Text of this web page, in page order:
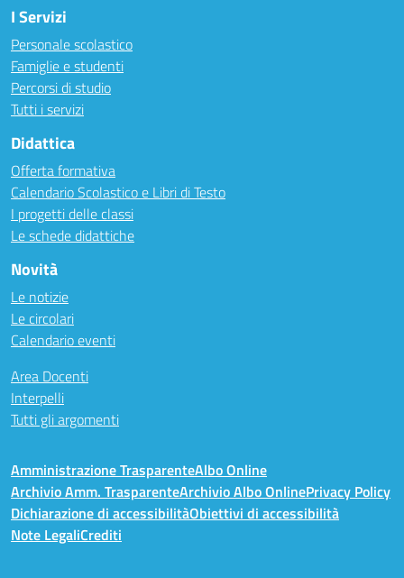
I Servizi
Personale scolastico
Famiglie e studenti
Percorsi di studio
Tutti i servizi
Didattica
Offerta formativa
Calendario Scolastico e Libri di Testo
I progetti delle classi
Le schede didattiche
Novità
Le notizie
Le circolari
Calendario eventi
Area Docenti
Interpelli
Tutti gli argomenti
Amministrazione TrasparenteAlbo Online
Archivio Amm. TrasparenteArchivio Albo OnlinePrivacy Policy
Dichiarazione di accessibilitàObiettivi di accessibilità
Note LegaliCrediti